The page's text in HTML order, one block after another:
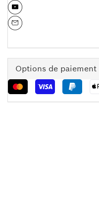
Options de paiement